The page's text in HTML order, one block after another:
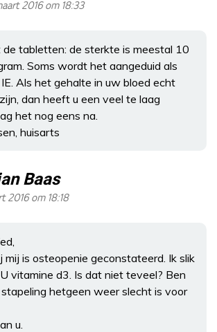
2016 om 18:33
tabletten: de sterkte is meestal 10
Soms wordt het aangeduid als
Als het gehalte in uw bloed echt
dan heeft u een veel te laag
het nog eens na.
huisarts
Baas
2016 om 18:18
mij is osteopenie geconstateerd. Ik slik
vitamine d3. Is dat niet teveel? Ben
hetgeen weer slecht is voor
u.